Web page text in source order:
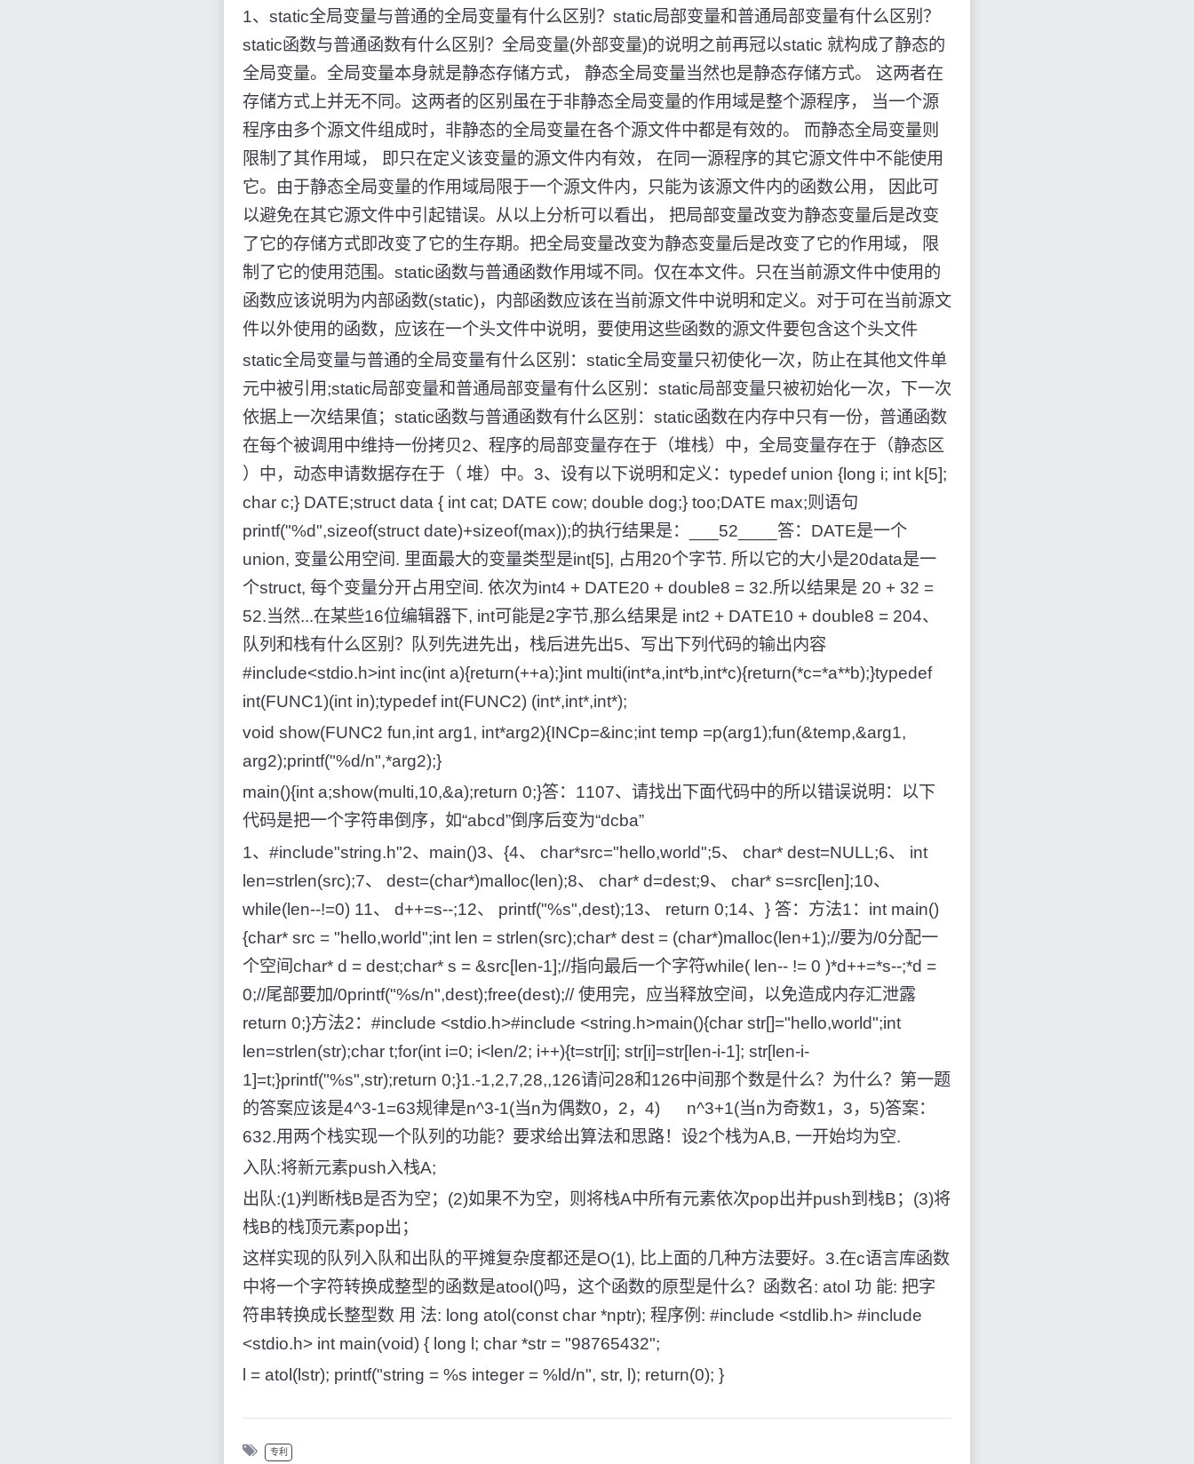
1、static全局变量与普通的全局变量有什么区别？static局部变量和普通局部变量有什么区别？
static函数与普通函数有什么区别？全局变量(外部变量)的说明之前再冠以static 就构成了静态的
全局变量。全局变量本身就是静态存储方式， 静态全局变量当然也是静态存储方式。 这两者在
存储方式上并无不同。这两者的区别虽在于非静态全局变量的作用域是整个源程序， 当一个源
程序由多个源文件组成时，非静态的全局变量在各个源文件中都是有效的。 而静态全局变量则
限制了其作用域， 即只在定义该变量的源文件内有效， 在同一源程序的其它源文件中不能使用
它。由于静态全局变量的作用域局限于一个源文件内，只能为该源文件内的函数公用， 因此可
以避免在其它源文件中引起错误。从以上分析可以看出， 把局部变量改变为静态变量后是改变
了它的存储方式即改变了它的生存期。把全局变量改变为静态变量后是改变了它的作用域， 限
制了它的使用范围。static函数与普通函数作用域不同。仅在本文件。只在当前源文件中使用的
函数应该说明为内部函数(static)，内部函数应该在当前源文件中说明和定义。对于可在当前源文
件以外使用的函数，应该在一个头文件中说明，要使用这些函数的源文件要包含这个头文件
static全局变量与普通的全局变量有什么区别：static全局变量只初使化一次，防止在其他文件单
元中被引用;static局部变量和普通局部变量有什么区别：static局部变量只被初始化一次，下一次
依据上一次结果值；static函数与普通函数有什么区别：static函数在内存中只有一份，普通函数
在每个被调用中维持一份拷贝2、程序的局部变量存在于（堆栈）中，全局变量存在于（静态区
）中，动态申请数据存在于（ 堆）中。3、设有以下说明和定义：typedef union {long i; int k[5];
char c;} DATE;struct data { int cat; DATE cow; double dog;} too;DATE max;则语句
printf("%d",sizeof(struct date)+sizeof(max));的执行结果是：___52____答：DATE是一个
union, 变量公用空间. 里面最大的变量类型是int[5], 占用20个字节. 所以它的大小是20data是一
个struct, 每个变量分开占用空间. 依次为int4 + DATE20 + double8 = 32.所以结果是 20 + 32 =
52.当然...在某些16位编辑器下, int可能是2字节,那么结果是 int2 + DATE10 + double8 = 204、
队列和栈有什么区别？队列先进先出，栈后进先出5、写出下列代码的输出内容
#include<stdio.h>int inc(int a){return(++a);}int multi(int*a,int*b,int*c){return(*c=*a**b);}typedef
int(FUNC1)(int in);typedef int(FUNC2) (int*,int*,int*);
void show(FUNC2 fun,int arg1, int*arg2){INCp=&inc;int temp =p(arg1);fun(&temp,&arg1,
arg2);printf("%d/n",*arg2);}
main(){int a;show(multi,10,&a);return 0;}答：1107、请找出下面代码中的所以错误说明：以下
代码是把一个字符串倒序，如“abcd”倒序后变为“dcba”
1、#include"string.h"2、main()3、{4、 char*src="hello,world";5、 char* dest=NULL;6、 int
len=strlen(src);7、 dest=(char*)malloc(len);8、 char* d=dest;9、 char* s=src[len];10、
while(len--!=0) 11、 d++=s--;12、 printf("%s",dest);13、 return 0;14、} 答：方法1：int main()
{char* src = "hello,world";int len = strlen(src);char* dest = (char*)malloc(len+1);//要为/0分配一
个空间char* d = dest;char* s = &src[len-1];//指向最后一个字符while( len-- != 0 )*d++=*s--;*d =
0;//尾部要加/0printf("%s/n",dest);free(dest);// 使用完，应当释放空间，以免造成内存汇泄露
return 0;}方法2：#include <stdio.h>#include <string.h>main(){char str[]="hello,world";int
len=strlen(str);char t;for(int i=0; i<len/2; i++){t=str[i]; str[i]=str[len-i-1]; str[len-i-
1]=t;}printf("%s",str);return 0;}1.-1,2,7,28,,126请问28和126中间那个数是什么？为什么？第一题
的答案应该是4^3-1=63规律是n^3-1(当n为偶数0，2，4) n^3+1(当n为奇数1，3，5)答案：
632.用两个栈实现一个队列的功能？要求给出算法和思路！设2个栈为A,B, 一开始均为空.
入队:将新元素push入栈A;
出队:(1)判断栈B是否为空；(2)如果不为空，则将栈A中所有元素依次pop出并push到栈B；(3)将
栈B的栈顶元素pop出；
这样实现的队列入队和出队的平摊复杂度都还是O(1), 比上面的几种方法要好。3.在c语言库函数
中将一个字符转换成整型的函数是atool()吗，这个函数的原型是什么？函数名: atol 功 能: 把字
符串转换成长整型数 用 法: long atol(const char *nptr); 程序例: #include <stdlib.h> #include
<stdio.h> int main(void) { long l; char *str = "98765432";
l = atol(lstr); printf("string = %s integer = %ld/n", str, l); return(0); }
专利